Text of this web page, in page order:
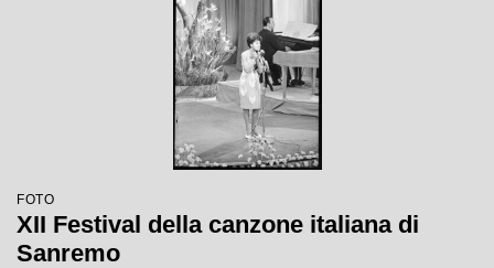
FOTO
XII Festival della canzone italiana di
Sanremo